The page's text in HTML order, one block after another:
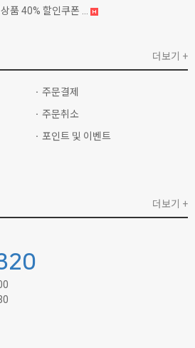
품 40% 할인쿠폰 ...
주문결제
주문취소
포인트 및 이벤트
더보기 +
더보기 +